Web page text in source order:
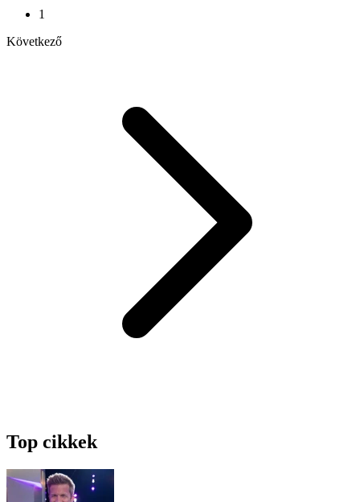
1
Következő
Top cikkek